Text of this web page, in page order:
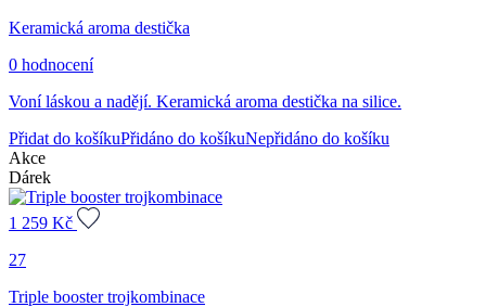
Keramická aroma destička
0 hodnocení
Voní láskou a nadějí. Keramická aroma destička na silice.
Přidat do košíkuPřidáno do košíkuNepřidáno do košíku
Akce
Dárek
1 259 Kč
27
Triple booster trojkombinace